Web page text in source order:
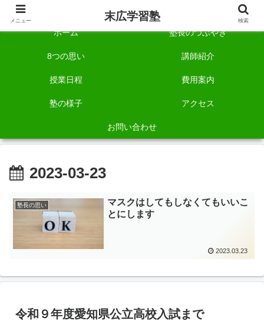
自称「一宮でいちばん塾で勉強させる塾」です。
ホーム 塾長のつぶやき
8つの思い 講師紹介
授業日程 費用案内
塾の様子 アクセス
お問い合わせ
2023-03-23
塾長の思い
マスクはしてもしなくてもいいこ
とにします
2023.03.23
令和９年度愛知県公立高校入試まで
メニュー 末広学習塾 検索